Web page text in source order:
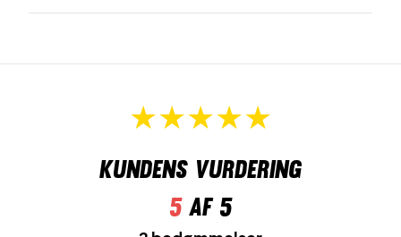
Kundens vurdering
5af 5